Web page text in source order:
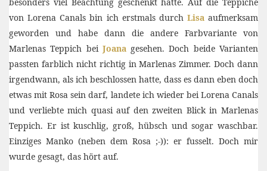
von Lorena Canals bin ich erstmals durch Lisa aufmerksam
geworden und habe dann die andere Farbvariante von
Marlenas Teppich bei Joana gesehen. Doch beide Varianten
passten farblich nicht richtig in Marlenas Zimmer. Doch dann
irgendwann, als ich beschlossen hatte, dass es dann eben doch
etwas mit Rosa sein darf, landete ich wieder bei Lorena Canals
und verliebte mich quasi auf den zweiten Blick in Marlenas
Teppich. Er ist kuschlig, groß, hübsch und sogar waschbar.
Einziges Manko (neben dem Rosa ;-)): er fusselt. Doch mir
wurde gesagt, das hört auf.